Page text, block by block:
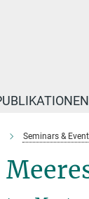
Seminars &